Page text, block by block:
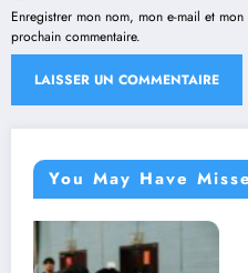
Enregistrer mon nom, mon e-mail et
prochain commentaire.
You May Have
NON CLASSÉ